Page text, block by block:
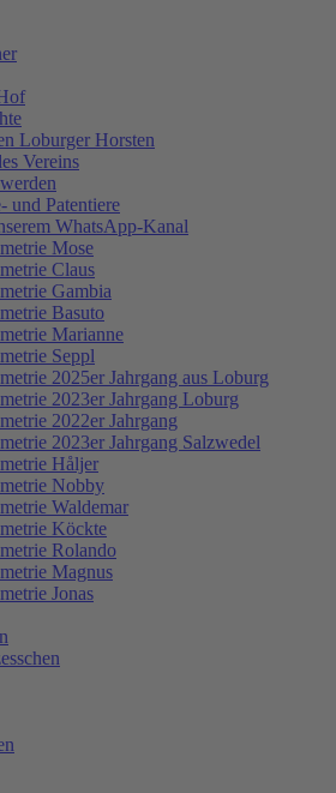
Loburger Horsten
Vereins
und Patentiere
WhatsApp-Kanal
Mose
Claus
Gambia
Basuto
Marianne
Seppl
2025er Jahrgang aus Loburg
2023er Jahrgang Loburg
2022er Jahrgang
2023er Jahrgang Salzwedel
Håljer
Nobby
Waldemar
Köckte
Rolando
Magnus
Jonas